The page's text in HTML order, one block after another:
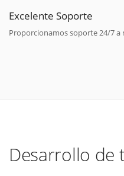
Excelente Soporte
Proporcionamos soporte 24/7 a
Desarrollo de